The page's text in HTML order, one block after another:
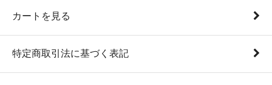
カートを見る
特定商取引法に基づく表記